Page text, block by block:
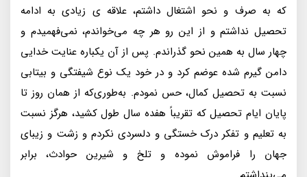
که به صرف و نحو اشتغال داشتم، علاقه ی زیادی به ادامه
تحصیل نداشتم و از این رو هر چه می‌خواندم، نمی‌فهمیدم و
چهار سال به همین نحو گذراندم. پس از آن یکباره عنایت خدایی
دامن گیرم شده عوضم کرد و در خود یک نوع شیفتگی و بیتابی
نسبت به تحصیل کمال، حس نمودم. به‌طوری‌که از همان روز تا
پایان ایام تحصیل که تقریباً هفده سال طول کشید، هرگز نسبت
به تعلیم و تفکر درک خستگی و دلسردی نکردم و زشت و زیبای
جهان را فراموش نموده و تلخ و شیرین حوادث، برابر